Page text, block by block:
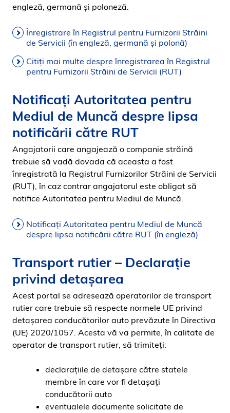
engleză, germană şi poloneză.
Înregistrare în Registrul pentru Furnizorii Străini
de Servicii (în engleză, germană şi polonă)
Citiţi mai multe despre înregistrarea în Registrul
pentru Furnizorii Străini de Servicii (RUT)
Notificați Autoritatea pentru
Mediul de Muncă despre lipsa
notificării către RUT
Angajatorii care angajează o companie străină
trebuie să vadă dovada că aceasta a fost
înregistrată la Registrul Furnizorilor Străini de Servicii
(RUT), în caz contrar angajatorul este obligat să
notifice Autoritatea pentru Mediul de Muncă.
Notificați Autoritatea pentru Mediul de Muncă
despre lipsa notificării către RUT (în engleză)
Transport rutier – Declarație
privind detașarea
Acest portal se adresează operatorilor de transport
rutier care trebuie să respecte normele UE privind
detașarea conducătorilor auto prevăzute în Directiva
(UE) 2020/1057. Acesta vă va permite, în calitate de
operator de transport rutier, să trimiteți:
declarațiile de detașare către statele
membre în care vor fi detașați
conducătorii auto
eventualele documente solicitate de